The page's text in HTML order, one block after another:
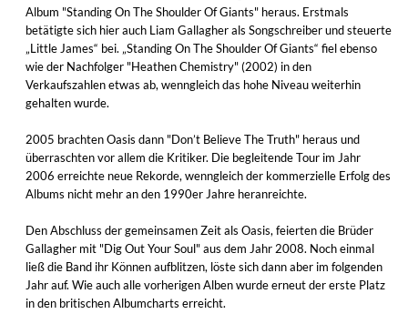
Album "Standing On The Shoulder Of Giants" heraus. Erstmals
betätigte sich hier auch Liam Gallagher als Songschreiber und steuerte
„Little James“ bei. „Standing On The Shoulder Of Giants“ fiel ebenso
wie der Nachfolger "Heathen Chemistry" (2002) in den
Verkaufszahlen etwas ab, wenngleich das hohe Niveau weiterhin
gehalten wurde.
2005 brachten Oasis dann "Don’t Believe The Truth" heraus und
überraschten vor allem die Kritiker. Die begleitende Tour im Jahr
2006 erreichte neue Rekorde, wenngleich der kommerzielle Erfolg des
Albums nicht mehr an den 1990er Jahre heranreichte.
Den Abschluss der gemeinsamen Zeit als Oasis, feierten die Brüder
Gallagher mit "Dig Out Your Soul" aus dem Jahr 2008. Noch einmal
ließ die Band ihr Können aufblitzen, löste sich dann aber im folgenden
Jahr auf. Wie auch alle vorherigen Alben wurde erneut der erste Platz
in den britischen Albumcharts erreicht.